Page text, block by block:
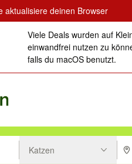
aktualisiere deinen Browser
Viele Deals wurden auf
einwandfrei nutzen zu
falls du macOS benutzt.
um zu suchen, oder
Katzen